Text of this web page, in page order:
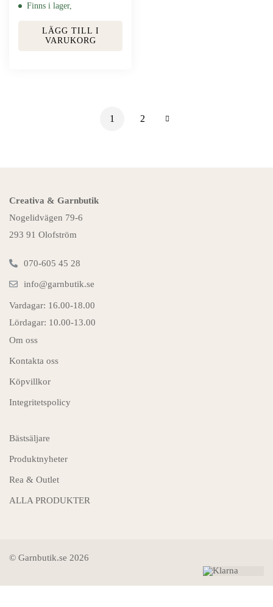
Finns i lager,
LÄGG TILL I
VARUKORG
1 2
Creativa & Garnbutik
Nogelidvägen 79-6
293 91 Olofström
070-605 45 28
info@garnbutik.se
Vardagar: 16.00-18.00
Lördagar: 10.00-13.00
Om oss
Kontakta oss
Köpvillkor
Integritetspolicy
Bästsäljare
Produktnyheter
Rea & Outlet
ALLA PRODUKTER
© Garnbutik.se 2026